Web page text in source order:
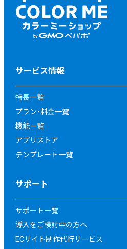
サービス情報
特長一覧
プラン・料金一覧
機能一覧
アプリストア
テンプレート一覧
サポート
サポート一覧
導入をご検討中の方へ
ECサイト制作代行サービス